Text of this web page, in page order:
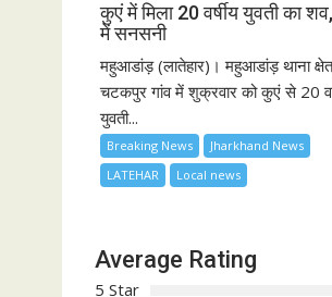
कुएं में मिला 20 वर्षीय युवती का
में सनसनी
महुआडांड़ (लातेहार)। महुआडांड़ थाना
चटकपुर गांव में शुक्रवार को कुएं से 20
युवती...
Breaking News
Jharkhand News
LATEHAR
Local news
Average Rating
5 Star